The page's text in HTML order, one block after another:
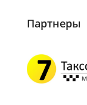
Партнеры